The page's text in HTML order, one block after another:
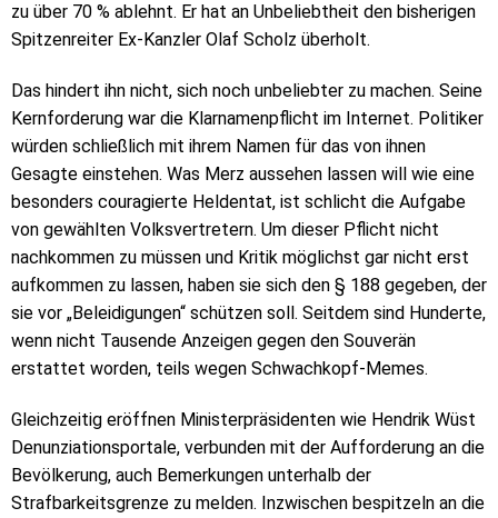
zu über 70 % ablehnt. Er hat an Unbeliebtheit den bisherigen
Spitzenreiter Ex-Kanzler Olaf Scholz überholt.
Das hindert ihn nicht, sich noch unbeliebter zu machen. Seine
Kernforderung war die Klarnamenpflicht im Internet. Politiker
würden schließlich mit ihrem Namen für das von ihnen
Gesagte einstehen. Was Merz aussehen lassen will wie eine
besonders couragierte Heldentat, ist schlicht die Aufgabe
von gewählten Volksvertretern. Um dieser Pflicht nicht
nachkommen zu müssen und Kritik möglichst gar nicht erst
aufkommen zu lassen, haben sie sich den § 188 gegeben, der
sie vor „Beleidigungen“ schützen soll. Seitdem sind Hunderte,
wenn nicht Tausende Anzeigen gegen den Souverän
erstattet worden, teils wegen Schwachkopf-Memes.
Gleichzeitig eröffnen Ministerpräsidenten wie Hendrik Wüst
Denunziationsportale, verbunden mit der Aufforderung an die
Bevölkerung, auch Bemerkungen unterhalb der
Strafbarkeitsgrenze zu melden. Inzwischen bespitzeln an die